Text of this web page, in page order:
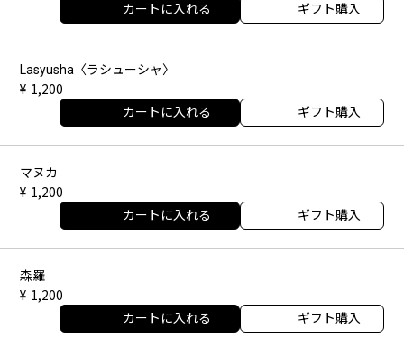
カートに入れる ギフト購入
Lasyusha〈ラシューシャ〉
1,200
カートに入れる ギフト購入
マヌカ
1,200
カートに入れる ギフト購入
森羅
1,200
カートに入れる ギフト購入